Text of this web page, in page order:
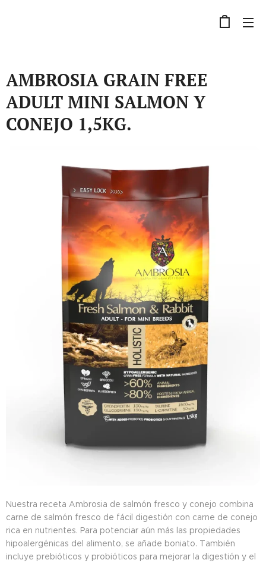
AMBROSIA GRAIN FREE
ADULT MINI SALMON Y
CONEJO 1,5KG.
Nuestra receta Ambrosia de salmón fresco y conejo combina
carne de salmón fresco de fácil digestión con carne de conejo
rica en nutrientes. Para potenciar aún más las propiedades
hipoalergénicas del alimento, se añade boniato. También
incluye prebióticos y probióticos para mejorar la digestión y el